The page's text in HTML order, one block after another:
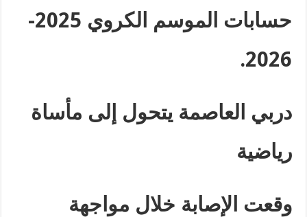
حسابات الموسم الكروي 2025-
2026
.
دربي العاصمة يتحول إلى مأساة
رياضية
وقعت الإصابة خلال مواجهة